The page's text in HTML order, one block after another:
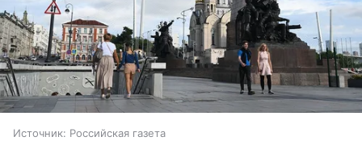
Источник: Российская газета